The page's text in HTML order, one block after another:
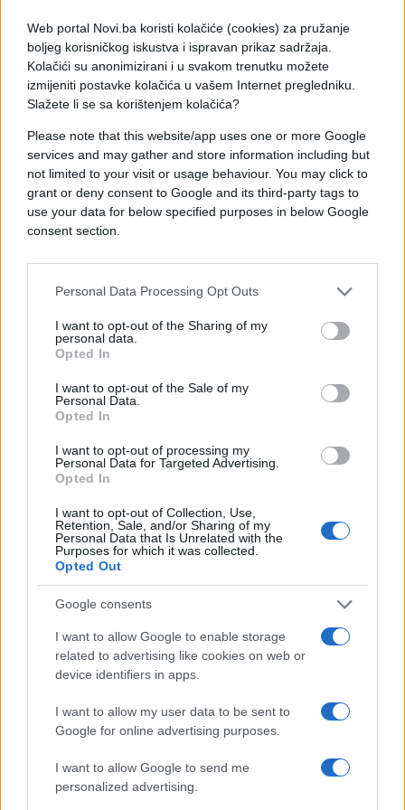
Web portal Novi.ba koristi kolačiće (cookies) za pružanje
boljeg korisničkog iskustva i ispravan prikaz sadržaja.
Kolačići su anonimizirani i u svakom trenutku možete
izmijeniti postavke kolačića u vašem Internet pregledniku.
Slažete li se sa korištenjem kolačića?
Please note that this website/app uses one or more Google
services and may gather and store information including but
not limited to your visit or usage behaviour. You may click to
grant or deny consent to Google and its third-party tags to
use your data for below specified purposes in below Google
consent section.
Personal Data Processing Opt Outs
I want to opt-out of the Sharing of my
personal data.
Opted In
I want to opt-out of the Sale of my
Personal Data.
Opted In
I want to opt-out of processing my
Personal Data for Targeted Advertising.
Opted In
I want to opt-out of Collection, Use,
Retention, Sale, and/or Sharing of my
Personal Data that Is Unrelated with the
Purposes for which it was collected.
Opted Out
Google consents
I want to allow Google to enable storage
related to advertising like cookies on web or
device identifiers in apps.
I want to allow my user data to be sent to
Google for online advertising purposes.
I want to allow Google to send me
personalized advertising.
Jedna od metoda koja je veoma popularna u
turskim baštama i plastenicima jeste dubinsko
zalivanje. Riječ je o sistemu navodnjavanja pri
samom korjenu biljke, kako bi voda prodrla dublje u
zemlju. Vjeruje se da površinsko kvašenje tjera
korjen da ostane plitak, zbog čega biljka postaje
osjetljivija na sušu i ljetnje vrućine.
Kada voda dopire dublje, korjen raste snažnije, pa
paradajz lakše podnosi visoke temperature, dok
plodovi postaju krupniji, mesnatiji i sočniji.
suve trave ili drugog prirodnog materijala oko
biljke kako bi zemlja duže zadržala vlagu. Na taj
način održava se ravnomjerna vlažnost, za koju
vjeruju da paradajzu daje intenzivniji ukus i prirodnu
slatkoću.
Zbog svega toga Turci često kažu da je u ovom
periodu "voda hrana za plod", jer upravo od
pravilnog zalivanja zavise veličina, sočnost i
kvalitet paradajza, prenosi portal